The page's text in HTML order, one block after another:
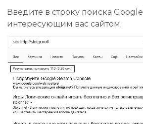
Введите в строку поиска Google
интересующим вас сайтом.